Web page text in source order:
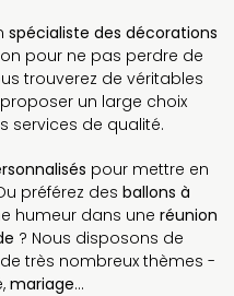
spécialiste des décorations
pour ne pas perdre de
trouverez de véritables
un large choix
services de qualité.
pour mettre en
préférez des ballons à
humeur dans une réunion
? Nous disposons de
très nombreux thèmes -
mariage…